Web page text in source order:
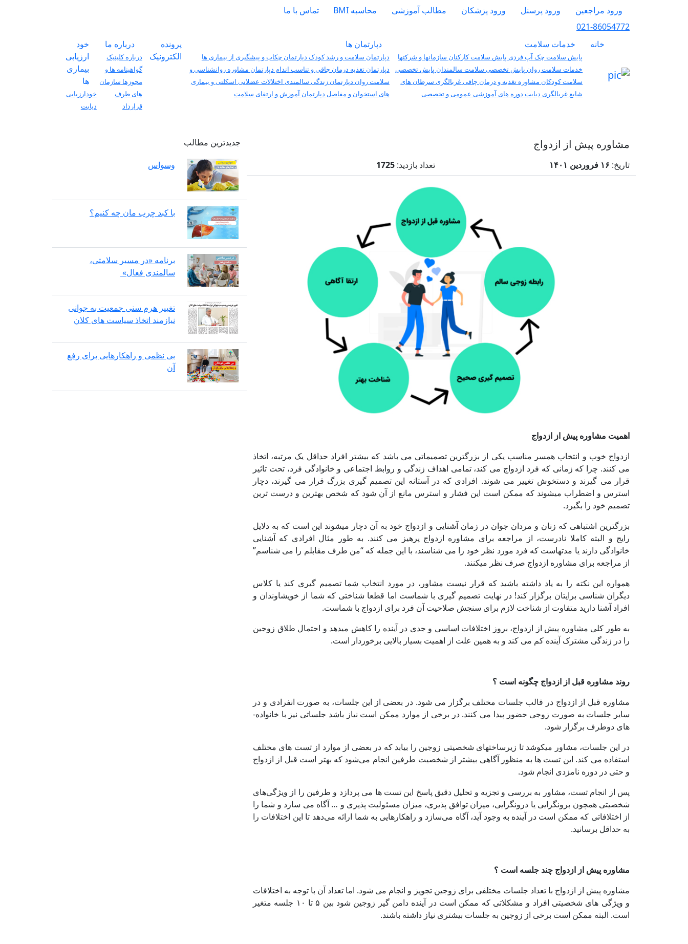
ورود مراجعین ورود پرسنل ورود پزشکان مطالب آموزشی محاسبه BMI
تماس با ما
021-86054772
خانه
خدمات سلامت
پایش سلامت چک آپ فردی پایش سلامت کارکنان سازمانها و شرکتها
خدمات سلامت روان پایش تخصصی سلامت سالمندان پایش تخصصی
سلامت کودکان مشاوره تغذیه و درمان چاقیغربالگری سرطان های
شایعغربالگری دیابت دوره های آموزشی عمومی و تخصصی
دپارتمان ها
دپارتمان سلامت و رشد کودک دپارتمان چکاب و پیشگیری از بیماری ها
دپارتمان تغذیه درمان چاقی و تناسب اندام دپارتمان مشاوره روانشناسی و
سلامت روان دپارتمان زندگی سالمندی اختلالات عضلانی اسکلتی و بیماری
های استخوان و مفاصل دپارتمان آموزش و ارتقای سلامت
پرونده
الکترونیک
درباره ما
درباره کلینیک
گواهینامه ها و
مجوزها سازمان
های طرف
قرارداد
خود
ارزیابی
بیماری
ها
خودارزیابی
دیابت
مشاوره پیش از ازدواج
تاریخ: ۱۶ فروردین ۱۴۰۱ تعداد بازدید: 1725
اهمیت مشاوره پیش از ازدواج
ازدواج خوب و انتخاب همسر مناسب یکی از بزرگترین تصمیماتی می باشد که بیشتر افراد حداقل یک مرتبه، اتخاذ
می کنند. چرا که زمانی که فرد ازدواج می کند، تمامی اهداف زندگی و روابط اجتماعی و خانوادگی فرد، تحت تاثیر
قرار می گیرند و دستخوش تغییر می شوند. افرادی که در آستانه این تصمیم گیری بزرگ قرار می گیرند، دچار
استرس و اضطراب می­شوند که ممکن است این فشار و استرس مانع از آن شود که شخص بهترین و درست ترین
تصمیم خود را بگیرد.
بزرگترین اشتباهی که زنان و مردان جوان در زمان آشنایی و ازدواج خود به آن دچار می­شوند این است که به دلایل
رایج و البته کاملا نادرست، از مراجعه برای مشاوره ازدواج پرهیز می کنند. به طور مثال افرادی که آشنایی
خانوادگی دارند یا مدتهاست که فرد مورد نظر خود را می شناسند، با این جمله که “من طرف مقابلم را می شناسم”
از مراجعه برای مشاوره ازدواج صرف نظر می­کنند.
همواره این نکته را به یاد داشته باشید که قرار نیست مشاور، در مورد انتخاب شما تصمیم گیری کند یا کلاس
دیگران­ شناسی برایتان برگزار کند! در نهایت تصمیم گیری با شماست اما قطعا شناختی که شما از خویشاوندان و
افراد آشنا دارید متفاوت از شناخت لازم برای سنجش صلاحیت آن فرد برای ازدواج با شماست.
به طور کلی مشاوره پیش از ازدواج، بروز اختلافات اساسی و جدی در آینده را کاهش می­دهد و احتمال طلاق زوجین
را در زندگی مشترک آینده کم می‌ کند و به همین علت از اهمیت بسیار بالایی برخوردار است.
روند مشاوره قبل از ازدواج چگونه است ؟
مشاوره قبل از ازدواج در قالب جلسات مختلف برگزار می ‌شود. در بعضی از این جلسات، به صورت انفرادی و در
سایر جلسات به صورت زوجی حضور پیدا می‌ کنند.در برخی از موارد ممکن است نیاز باشد جلساتی نیز با خانواده­
های دوطرف برگزار شود.
در این جلسات، مشاور می­کوشد تا زیرساخت­های شخصیتی زوجین را بیابد که در بعضی از موارد از تست های مختلف
استفاده می کند. این تست ‌ها به منظور آگاهی بیشتر از شخصیت طرفین انجام می‌شود که بهتر است قبل از ازدواج
و حتی در دوره نامزدی انجام شود.
پس از انجام تست، مشاور به بررسی و تجزیه و تحلیل دقیق پاسخ این تست ها می پردازد و طرفین را از ویژگی‌های
شخصیتی همچون برونگرایی یا درونگرایی، میزان توافق­ پذیری، میزان مسئولیت ­پذیری و … آگاه می­ سازد و شما را
از اختلافاتی که ممکن است در آینده به وجود آید، آگاه می‌سازد و راهکارهایی به شما ارائه می‌دهد تا این اختلافات را
به حداقل برسانید.
مشاوره پیش از ازدواج چند جلسه است ؟
مشاوره پیش از ازدواج با تعداد جلسات مختلفی برای زوجین تجویز و انجام می‌ شود. اما تعداد آن با توجه به اختلافات
و ویژگی ‌های شخصیتی افراد و مشکلاتی که ممکن است در آینده دامن­ گیر زوجین شود بین ۵ تا ۱۰ جلسه متغیر
است. البته ممکن است برخی از زوجین به جلسات بیشتری نیاز داشته باشند.
جدیدترین مطالب
وسواس
با کبد چرب مان چه کنیم؟
برنامه «در مسیر سلامتی،
سالمندی فعال»
تغییر هرم سنی جمعیت به جوانی
نیازمند اتخاذ سیاست های کلان
بی نظمی و راهکارهایی برای رفع
آن